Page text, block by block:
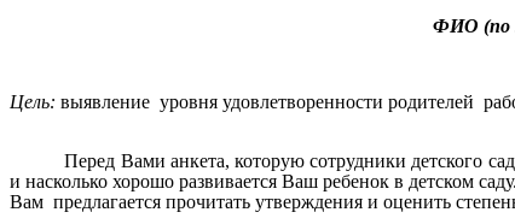
ФИО (по
Цель: выявление уровня удовлетворенности родителей
Перед Вами анкета, которую сотрудники детского
и насколько хорошо развивается Ваш ребенок в детском
Вам предлагается прочитать утверждения и оценить